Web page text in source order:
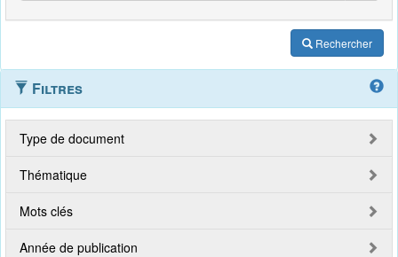
Rechercher
Filtres
Type de document
Thématique
Mots clés
Année de publication